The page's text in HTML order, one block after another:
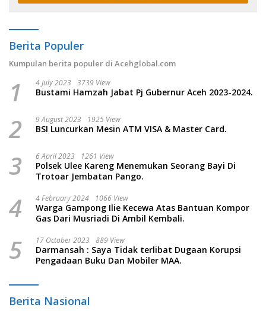
Berita Populer
Kumpulan berita populer di Acehglobal.com
1 4 July 2023 3739 View
Bustami Hamzah Jabat Pj Gubernur Aceh 2023-2024.
2 9 August 2023 1925 View
BSI Luncurkan Mesin ATM VISA & Master Card.
3 6 April 2023 1261 View
Polsek Ulee Kareng Menemukan Seorang Bayi Di
Trotoar Jembatan Pango.
4 4 February 2024 1066 View
Warga Gampong Ilie Kecewa Atas Bantuan Kompor
Gas Dari Musriadi Di Ambil Kembali.
5 17 October 2023 889 View
Darmansah : Saya Tidak terlibat Dugaan Korupsi
Pengadaan Buku Dan Mobiler MAA.
Berita Nasional